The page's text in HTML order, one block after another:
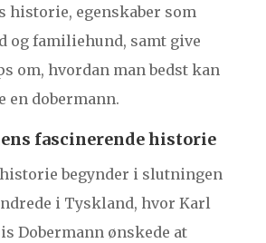
historie, egenskaber som
og familiehund, samt give
om, hvordan man bedst kan
en dobermann.
fascinerende historie
begynder i slutningen
i Tyskland, hvor Karl
Dobermann ønskede at